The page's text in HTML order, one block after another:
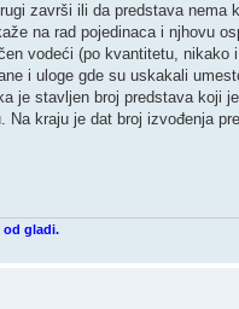
završi ili da predstava
na rad pojedinaca i njhovu
vodeći (po kvantitetu,
i uloge gde su uskakali
je stavljen broj predstava koji
kraju je dat broj izvođenja
od gladi.